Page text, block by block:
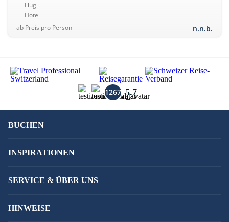
Flug
Hotel
ab Preis pro Person
n.n.b.
1267 5.7
BUCHEN
INSPIRATIONEN
SERVICE & ÜBER UNS
HINWEISE